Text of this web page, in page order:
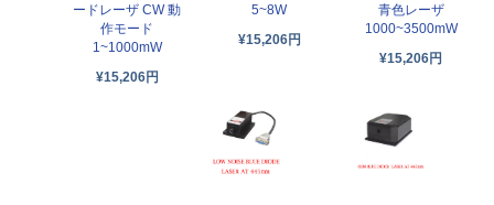
ードレーザ CW 動
作モード
1~1000mW
¥15,206円
5~8W
¥15,206円
青色レーザ
1000~3500mW
¥15,206円